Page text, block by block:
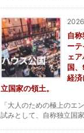
自
ー
ェ
国
経済
立国家の領土。
「大人のための極上のエ
試みとして、自称独立国